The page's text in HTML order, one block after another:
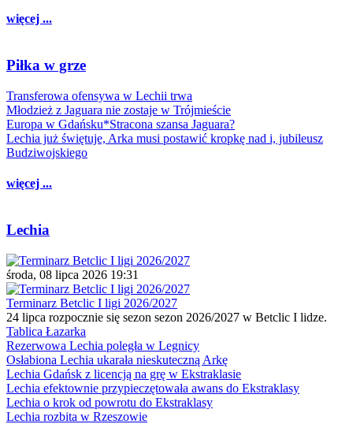
więcej ...
Piłka w grze
Transferowa ofensywa w Lechii trwa
Młodzież z Jaguara nie zostaje w Trójmieście
Europa w Gdańsku*Stracona szansa Jaguara?
Lechia już świętuje, Arka musi postawić kropkę nad i, jubileusz
Budziwojskiego
więcej ...
Lechia
środa, 08 lipca 2026 19:31
Terminarz Betclic I ligi 2026/2027
24 lipca rozpocznie się sezon sezon 2026/2027 w Betclic I lidze.
Tablica Łazarka
Rezerwowa Lechia poległa w Legnicy
Osłabiona Lechia ukarała nieskuteczną Arkę
Lechia Gdańsk z licencją na grę w Ekstraklasie
Lechia efektownie przypieczętowała awans do Ekstraklasy
Lechia o krok od powrotu do Ekstraklasy
Lechia rozbita w Rzeszowie